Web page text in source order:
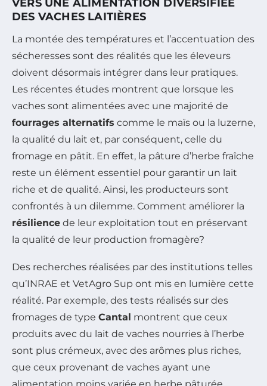
VERS UNE ALIMENTATION DIVERSIFIÉE
DES VACHES LAITIÈRES
La montée des températures et l’accentuation des
sécheresses sont des réalités que les éleveurs
doivent désormais intégrer dans leur pratiques.
Les récentes études montrent que lorsque les
vaches sont alimentées avec une majorité de
fourrages alternatifs comme le maïs ou la luzerne,
la qualité du lait et, par conséquent, celle du
fromage en pâtit. En effet, la pâture d’herbe fraîche
reste un élément essentiel pour garantir un lait
riche et de qualité. Ainsi, les producteurs sont
confrontés à un dilemme. Comment améliorer la
résilience de leur exploitation tout en préservant
la qualité de leur production fromagère?
Des recherches réalisées par des institutions telles
qu’INRAE et VetAgro Sup ont mis en lumière cette
réalité. Par exemple, des tests réalisés sur des
fromages de type Cantal montrent que ceux
produits avec du lait de vaches nourries à l’herbe
sont plus crémeux, avec des arômes plus riches,
que ceux provenant de vaches ayant une
alimentation moins variée en herbe pâturée.